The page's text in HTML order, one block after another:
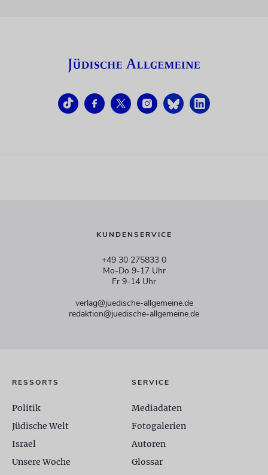
KUNDENSERVICE
+49 30 275833 0
Mo-Do 9-17 Uhr
Fr 9-14 Uhr
verlag@juedische-allgemeine.de
redaktion@juedische-allgemeine.de
RESSORTS
Politik
Jüdische Welt
Israel
Unsere Woche
SERVICE
Mediadaten
Fotogalerien
Autoren
Glossar